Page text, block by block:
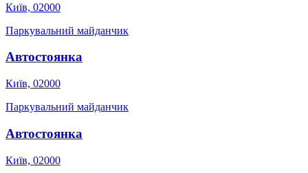
Київ, 02000
Паркувальний майданчик
Автостоянка
Київ, 02000
Паркувальний майданчик
Автостоянка
Київ, 02000